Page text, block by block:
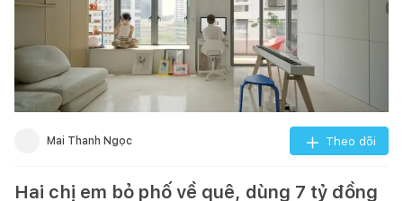
Mai Thanh Ngọc Theo dõi
Hai chị em bỏ phố về quê, dùng 7 tỷ đồng